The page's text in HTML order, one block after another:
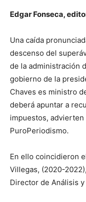
Edgar Fonseca,
Una caída
descenso del
de la administración
gobierno de la
Chaves es ministro
deberá apuntar a
impuestos,
PuroPeriodismo.
En ello coincidieron
Villegas, (2020-
Director de Análisis